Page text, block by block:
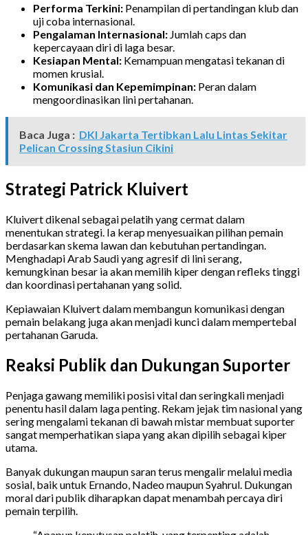
Performa Terkini: Penampilan di pertandingan klub dan
uji coba internasional.
Pengalaman Internasional: Jumlah caps dan
kepercayaan diri di laga besar.
Kesiapan Mental: Kemampuan mengatasi tekanan di
momen krusial.
Komunikasi dan Kepemimpinan: Peran dalam
mengoordinasikan lini pertahanan.
Baca Juga : DKI Jakarta Tertibkan Lalu Lintas Sekitar
Pelican Crossing Stasiun Cikini
Strategi Patrick Kluivert
Kluivert dikenal sebagai pelatih yang cermat dalam
menentukan strategi. Ia kerap menyesuaikan pilihan pemain
berdasarkan skema lawan dan kebutuhan pertandingan.
Menghadapi Arab Saudi yang agresif di lini serang,
kemungkinan besar ia akan memilih kiper dengan refleks tinggi
dan koordinasi pertahanan yang solid.
Kepiawaian Kluivert dalam membangun komunikasi dengan
pemain belakang juga akan menjadi kunci dalam mempertebal
pertahanan Garuda.
Reaksi Publik dan Dukungan Suporter
Penjaga gawang memiliki posisi vital dan seringkali menjadi
penentu hasil dalam laga penting. Rekam jejak tim nasional yang
sering mengalami tekanan di bawah mistar membuat suporter
sangat memperhatikan siapa yang akan dipilih sebagai kiper
utama.
Banyak dukungan maupun saran terus mengalir melalui media
sosial, baik untuk Ernando, Nadeo maupun Syahrul. Dukungan
moral dari publik diharapkan dapat menambah percaya diri
pemain terpilih.